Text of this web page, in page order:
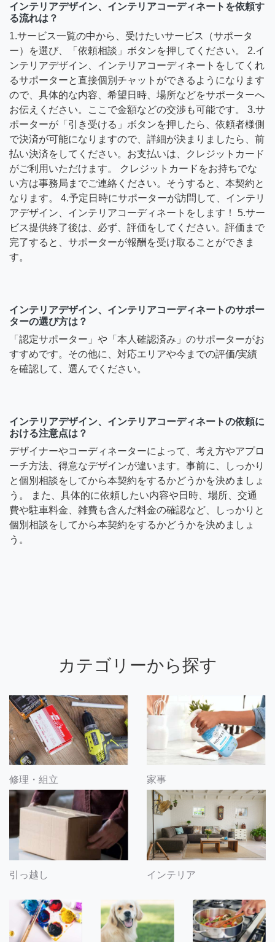
インテリアデザイン、インテリアコーディネートを依頼す
る流れは？
1.サービス一覧の中から、受けたいサービス（サポータ
ー）を選び、「依頼相談」ボタンを押してください。 2.イ
ンテリアデザイン、インテリアコーディネートをしてくれ
るサポーターと直接個別チャットができるようになります
ので、具体的な内容、希望日時、場所などをサポーターへ
お伝えください。ここで金額などの交渉も可能です。 3.サ
ポーターが「引き受ける」ボタンを押したら、依頼者様側
で決済が可能になりますので、詳細が決まりましたら、前
払い決済をしてください。お支払いは、クレジットカード
がご利用いただけます。 クレジットカードをお持ちでな
い方は事務局までご連絡ください。そうすると、本契約と
なります。 4.予定日時にサポーターが訪問して、インテリ
アデザイン、インテリアコーディネートをします！ 5.サー
ビス提供終了後は、必ず、評価をしてください。評価まで
完了すると、サポーターが報酬を受け取ることができま
す。
インテリアデザイン、インテリアコーディネートのサポー
ターの選び方は？
「認定サポーター」や「本人確認済み」のサポーターがお
すすめです。その他に、対応エリアや今までの評価/実績
を確認して、選んでください。
インテリアデザイン、インテリアコーディネートの依頼に
おける注意点は？
デザイナーやコーディネーターによって、考え方やアプロ
ーチ方法、得意なデザインが違います。事前に、しっかり
と個別相談をしてから本契約をするかどうかを決めましょ
う。 また、具体的に依頼したい内容や日時、場所、交通
費や駐車料金、雑費も含んだ料金の確認など、しっかりと
個別相談をしてから本契約をするかどうかを決めましょ
う。
カテゴリーから探す
修理・組立 家事
引っ越し インテリア